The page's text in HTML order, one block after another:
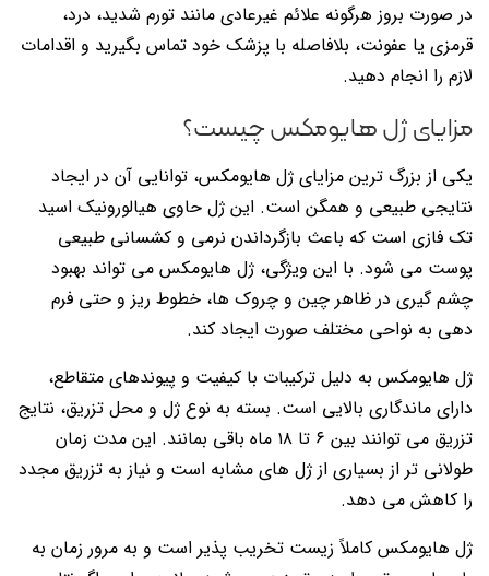
در صورت بروز هرگونه علائم غیرعادی مانند تورم شدید، درد،
قرمزی یا عفونت، بلافاصله با پزشک خود تماس بگیرید و اقدامات
لازم را انجام دهید.
مزایای ژل هایومکس چیست؟
یکی از بزرگ ترین مزایای ژل هایومکس، توانایی آن در ایجاد
نتایجی طبیعی و همگن است. این ژل حاوی هیالورونیک اسید
تک فازی است که باعث بازگرداندن نرمی و کشسانی طبیعی
پوست می شود. با این ویژگی، ژل هایومکس می تواند بهبود
چشم گیری در ظاهر چین و چروک ها، خطوط ریز و حتی فرم
دهی به نواحی مختلف صورت ایجاد کند.
ژل هایومکس به دلیل ترکیبات با کیفیت و پیوندهای متقاطع،
دارای ماندگاری بالایی است. بسته به نوع ژل و محل تزریق، نتایج
تزریق می توانند بین ۶ تا ۱۸ ماه باقی بمانند. این مدت زمان
طولانی تر از بسیاری از ژل های مشابه است و نیاز به تزریق مجدد
را کاهش می دهد.
ژل هایومکس کاملاً زیست تخریب پذیر است و به مرور زمان به